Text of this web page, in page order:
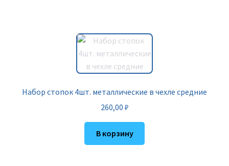
Набор стопок 4шт. металлические в чехле средние
260,00 ₽
В корзину